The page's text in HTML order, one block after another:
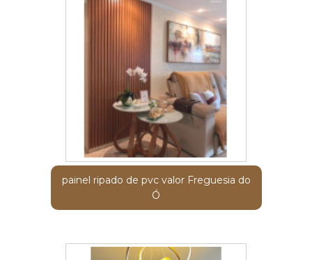
painel ripado de pvc valor Freguesia do
Ó